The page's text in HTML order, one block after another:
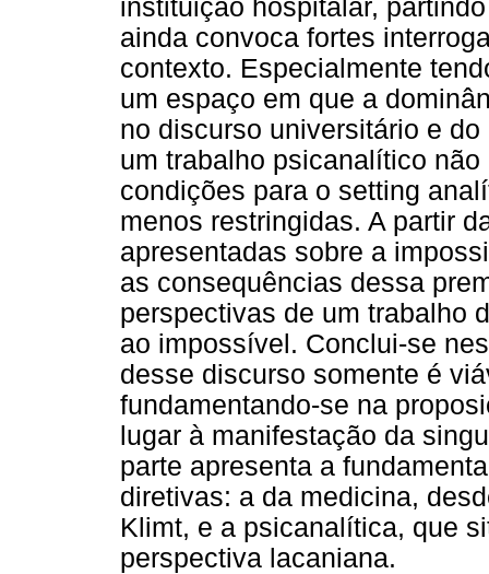
instituição hospitalar,
ainda convoca fortes
contexto. Especialmente
um espaço em que a
no discurso universitário e
um trabalho psicanalítico
condições para o setting
menos restringidas. A partir
apresentadas sobre a
as consequências dessa
perspectivas de um trabalho
ao impossível. Conclui-se
desse discurso somente é
fundamentando-se na
lugar à manifestação da
parte apresenta a
diretivas: a da medicina,
Klimt, e a psicanalítica, que
perspectiva lacaniana.